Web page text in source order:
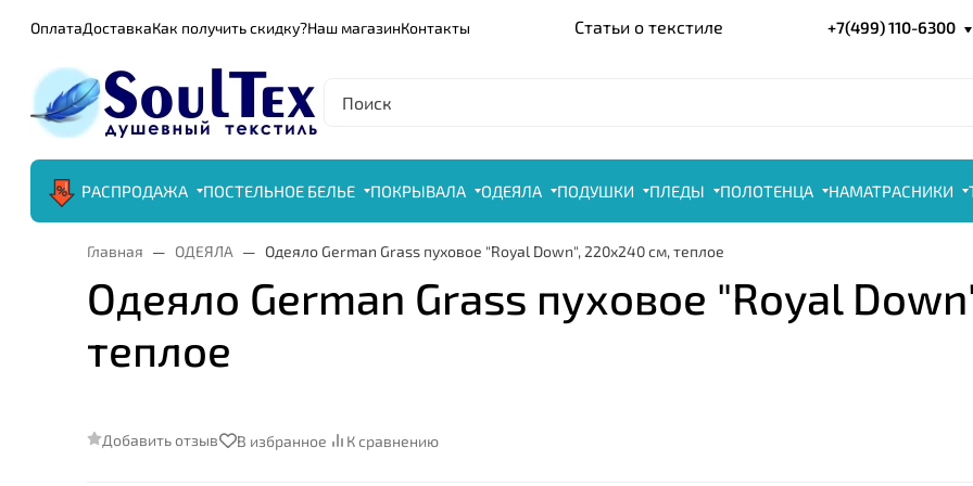
ОплатаДоставкаКак получить скидку?Наш магазинКонтакты Статьи о текстиле +7(499) 110-6300
РАСПРОДАЖА ПОСТЕЛЬНОЕ БЕЛЬЕ ПОКРЫВАЛА ОДЕЯЛА ПОДУШКИ ПЛЕДЫ ПОЛОТЕНЦА НАМАТРАСНИКИ
Главная ОДЕЯЛА Одеяло German Grass пуховое "Royal Down", 220x240 см, теплое
Одеяло German Grass пуховое "Royal
теплое
Добавить отзыв В избранное К сравнению
Размер:
Степень комфорта: